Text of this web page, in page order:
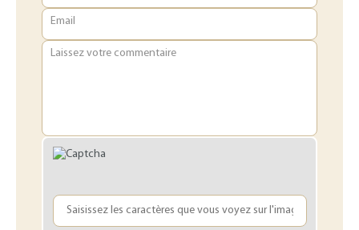
Email
Laissez votre commentaire